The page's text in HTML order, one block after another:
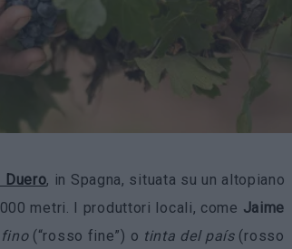
Duero, in Spagna, situata su un altopiano
metri. I produttori locali, come Jaime
(“rosso fine”) o tinta del país(rosso